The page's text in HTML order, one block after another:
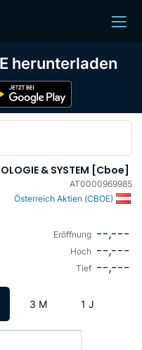
& SYSTEM [Cboe]
AT0000969985
Österreich Aktien (CBOE)
Eröffnung --,---
Hoch --,---
Tief --,---
3 M 1 J
herunterladen